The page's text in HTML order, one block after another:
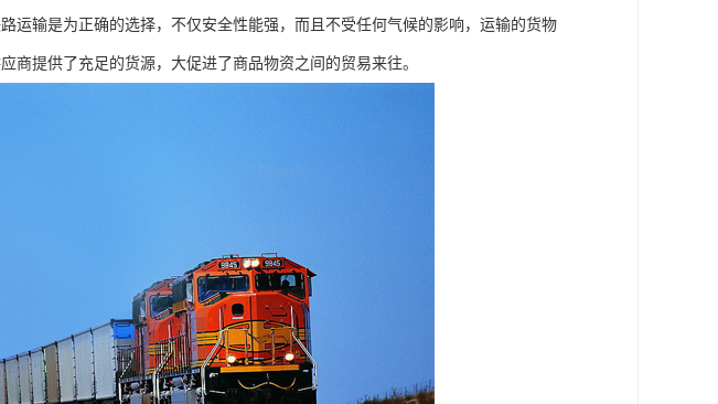
运输是为正确的选择，不仅安全性能强，而且不受任何气候的影响，运输的货物
商提供了充足的货源，大促进了商品物资之间的贸易来往。